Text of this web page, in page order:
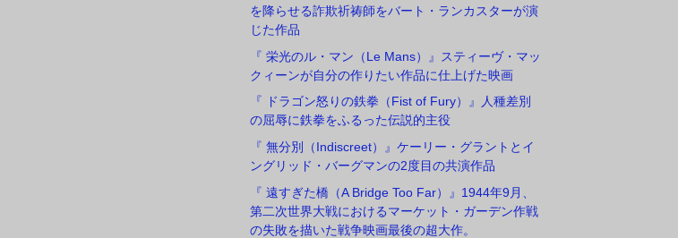
を降らせる詐欺祈祷師をバート・ランカスターが演
じた作品
『 栄光のル・マン（Le Mans）』スティーヴ・マッ
クィーンが自分の作りたい作品に仕上げた映画
『 ドラゴン怒りの鉄拳（Fist of Fury）』人種差別
の屈辱に鉄拳をふるった伝説的主役
『 無分別（Indiscreet）』ケーリー・グラントとイ
ングリッド・バーグマンの2度目の共演作品
『 遠すぎた橋（A Bridge Too Far）』1944年9月、
第二次世界大戦におけるマーケット・ガーデン作戦
の失敗を描いた戦争映画最後の超大作。